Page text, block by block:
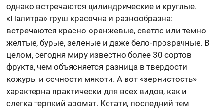
однако встречаются цилиндрические и круглые.
«Палитра» груш красочна и разнообразна:
встречаются красно-оранжевые, светло или темно-
желтые, бурые, зеленые и даже бело-прозрачные. В
целом, сегодня миру известно более 30 сортов
фрукта, чем объясняется разница в твердости
кожуры и сочности мякоти. А вот «зернистость»
характерна практически для всех видов, как и
слегка терпкий аромат. Кстати, последний тем